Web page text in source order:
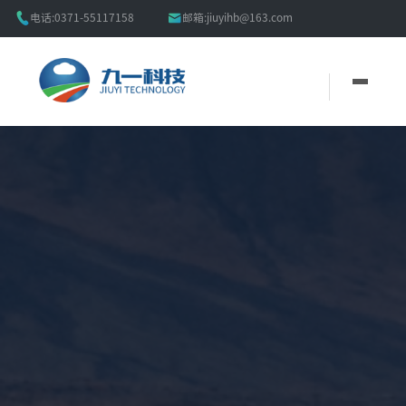
 电话:0371-55117158 邮箱:jiuyihb@163.com